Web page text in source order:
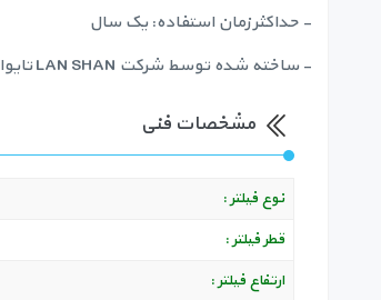
- حداکثر زمان استفاده: یک سال
- ساخته شده توسط شرکت LAN SHAN تایوان
مشخصات فنی
نوع فیلتر :
قطر فیلتر :
ارتفاع فیلتر :